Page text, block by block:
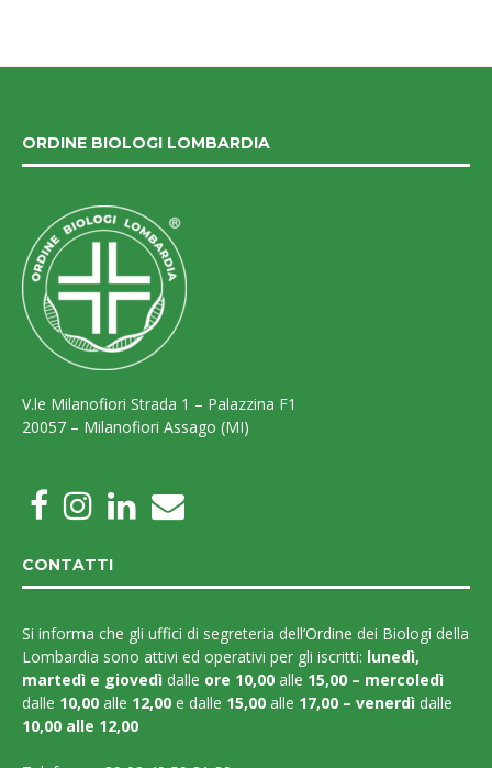
ORDINE BIOLOGI LOMBARDIA
V.le Milanofiori Strada 1 – Palazzina F1
20057 – Milanofiori Assago (MI)
CONTATTI
Si informa che gli uffici di segreteria dell’Ordine dei Biologi della
Lombardia sono attivi ed operativi per gli iscritti: lunedì,
martedì e giovedì dalle ore 10,00 alle 15,00 – mercoledì
dalle 10,00 alle 12,00 e dalle 15,00 alle 17,00 – venerdì dalle
10,00 alle 12,00